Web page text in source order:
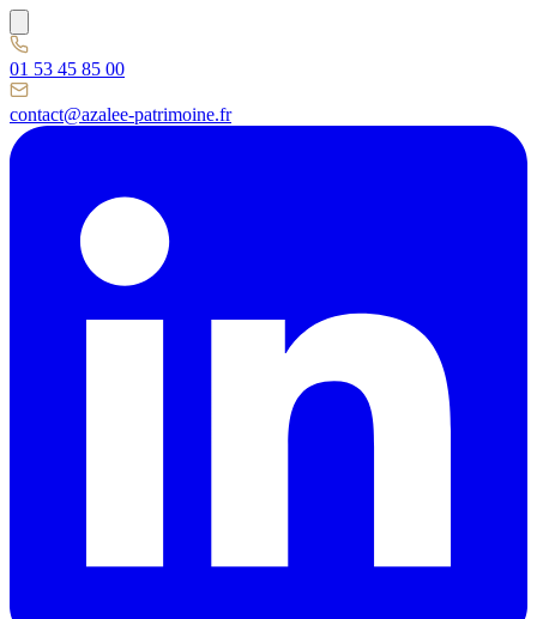
01 53 45 85 00
contact@azalee-patrimoine.fr